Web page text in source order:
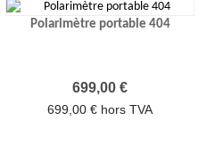
Polarimètre portable 404
Prix
699,00 €
699,00 € hors TVA